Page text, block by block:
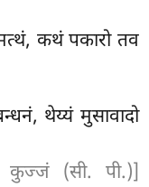
कथं पकारो तव
थेय्यं मुसावादो
(सी. पी.)]